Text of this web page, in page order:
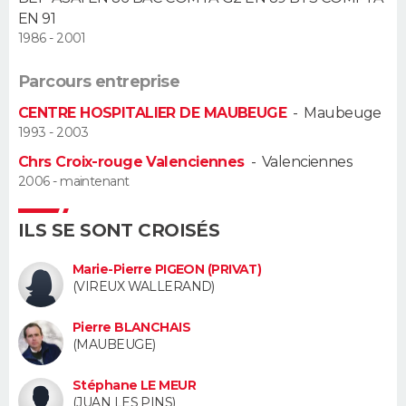
Alimentation
Guide de la santé
Maladies
Médicaments
Sommeil
VOYAGE
Destinations
City break
Voyage nature
Voyage de noces
Forum
Climat
+
PHOTO
GUIDES D'ACHAT
BONS PLANS
CARTE DE VOEUX
Dictionnaire
Biographies
Citations
Expressions
Proverbes
PROGRAMME TV
COPAINS D'AVANT
AVIS DE DÉCÈS
EN 91
1986 - 2001
Parcours entreprise
CENTRE HOSPITALIER DE MAUBEUGE- Maubeuge
1993 - 2003
Chrs Croix-rouge Valenciennes- Valenciennes
2006 - maintenant
ILS SE SONT CROISÉS
Marie-Pierre PIGEON (PRIVAT)
(VIREUX WALLERAND)
Pierre BLANCHAIS
(MAUBEUGE)
Stéphane LE MEUR
(JUAN LES PINS)